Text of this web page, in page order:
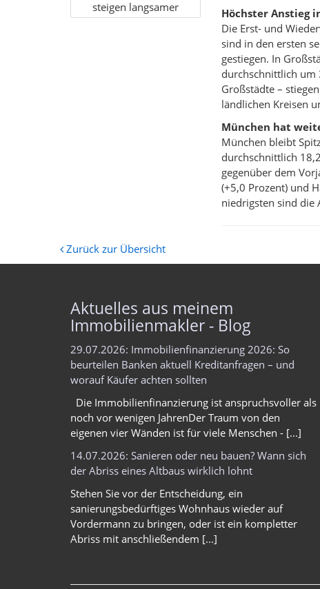
Höchster Anstieg
Die Erst- und
sind in den ersten
gestiegen. In
durchschnittlich um
Großstädte –
ländlichen Kreisen
München hat
München bleibt
durchschnittlich
gegenüber dem
(+5,0 Prozent) und
niedrigsten sind die
Zurück zur Übersicht
Aktuelles aus meinem
Immobilienmakler - Blog
29.07.2026: Immobilienfinanzierung 2026: So
beurteilen Banken aktuell Kreditanfragen – und
worauf Käufer achten sollten
Die Immobilienfinanzierung ist anspruchsvoller als
noch vor wenigen JahrenDer Traum von den
eigenen vier Wänden ist für viele Menschen - [...]
14.07.2026: Sanieren oder neu bauen? Wann sich
der Abriss eines Altbaus wirklich lohnt
Stehen Sie vor der Entscheidung, ein
sanierungsbedürftiges Wohnhaus wieder auf
Vordermann zu bringen, oder ist ein kompletter
Abriss mit anschließendem [...]